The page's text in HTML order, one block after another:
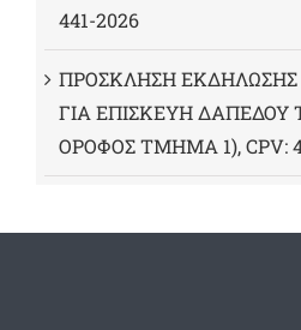
441-2026
ΠΡΟΣΚΛΗΣΗ
ΓΙΑ ΕΠΙΣΚΕΥΗ ΔΑΠΕΔΟΥ
ΟΡΟΦΟΣ ΤΜΗΜΑ 1), CPV: